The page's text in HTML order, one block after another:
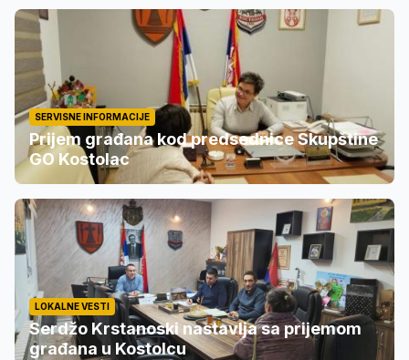
SERVISNE INFORMACIJE
Prijem građana kod predsednice Skupštine
GO Kostolac
LOKALNE VESTI
Serdžo Krstanoski nastavlja sa prijemom
građana u Kostolcu